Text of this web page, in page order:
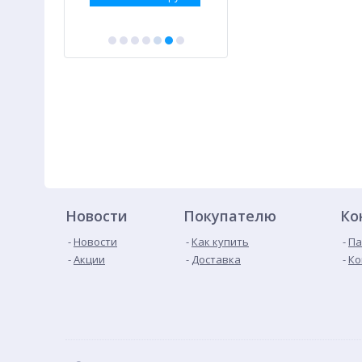
Новости
Новости
Акции
Покупателю
Как купить
Доставка